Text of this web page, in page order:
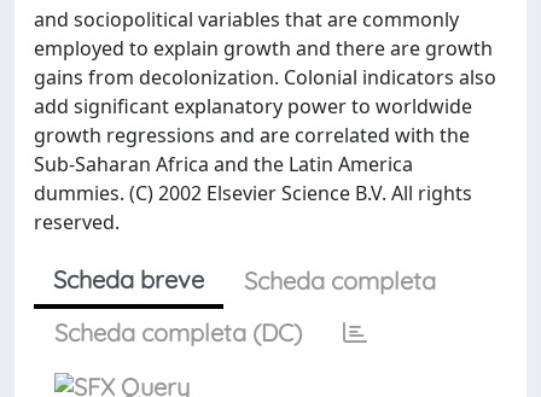
and sociopolitical variables that are commonly
employed to explain growth and there are growth
gains from decolonization. Colonial indicators also
add significant explanatory power to worldwide
growth regressions and are correlated with the
Sub-Saharan Africa and the Latin America
dummies. (C) 2002 Elsevier Science B.V. All rights
reserved.
Scheda breve
Scheda completa
Scheda completa (DC)